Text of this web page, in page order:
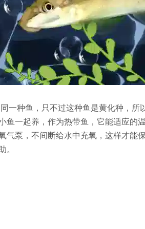
一种鱼，只不过这种鱼是黄化种，
鱼一起养，作为热带鱼，它能适应
气泵，不间断给水中充氧，这样才能